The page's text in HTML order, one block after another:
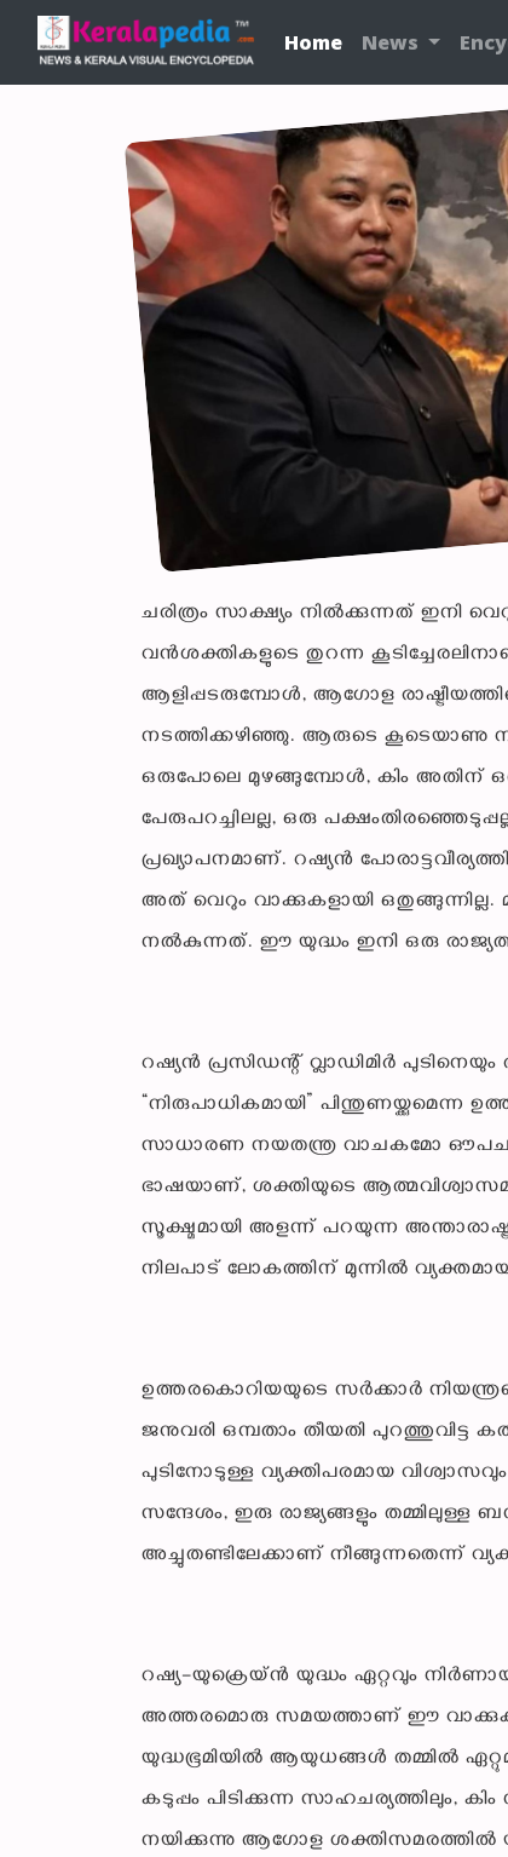
Home News
ചരിത്രം സാക്ഷ്യം നിൽക്കുന്നത് ഇനി
വൻശക്തികളുടെ തുറന്ന
ആളിപ്പടരുമ്പോൾ, ആഗോള
നടത്തിക്കഴിഞ്ഞു. ആരുടെ കൂടെയാണു
ഒരുപോലെ മുഴങ്ങുമ്പോൾ, കിം അതിന്
പേരുപറച്ചിലല്ല, ഒരു
പ്രഖ്യാപനമാണ്. റഷ്യൻ
അത് വെറും വാക്കുകളായി ഒതുങ്ങുന്നില്ല.
നൽകുന്നത്. ഈ യുദ്ധം ഇനി ഒരു
റഷ്യൻ പ്രസിഡന്റ് വ്ലാഡിമിർ
“നിരുപാധികമായി”
സാധാരണ നയതന്ത്ര വാചകമോ
ഭാഷയാണ്, ശക്തിയുടെ
സൂക്ഷ്മമായി അളന്ന് പറയുന്ന
നിലപാട് ലോകത്തിന് മുന്നിൽ
ഉത്തരകൊറിയയുടെ സർക്കാർ
ജനുവരി ഒമ്പതാം തീയതി
പുടിനോടുള്ള വ്യക്തിപരമായ
സന്ദേശം, ഇരു രാജ്യങ്ങളും തമ്മിലുള്ള
അച്ചുതണ്ടിലേക്കാണ് നീങ്ങുന്നതെന്ന്
റഷ്യ–യുക്രെയ്ൻ യുദ്ധം ഏറ്റവും
അത്തരമൊരു സമയത്താണ് ഈ വാക്കുകൾ
യുദ്ധഭൂമിയിൽ ആയുധങ്ങൾ തമ്മിൽ
കടുപ്പം പിടിക്കുന്ന സാഹചര്യത്തിലും,
നയിക്കുന്നു ആഗോള ശക്തിസമരത്തിൽ